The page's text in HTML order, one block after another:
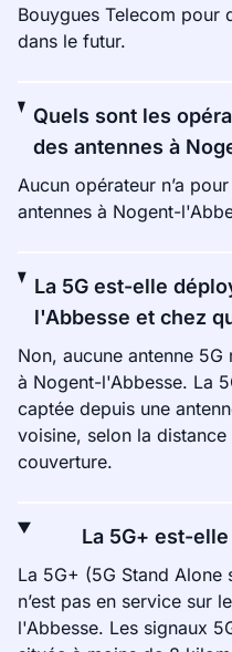
Bouygues Telecom pour
dans le futur.
Quels sont les
des antennes à
Aucun opérateur n’a
antennes à Nogent-
La 5G est-elle
l'Abbesse et chez
Non, aucune antenne 5G
à Nogent-l'Abbesse. La
captée depuis une
voisine, selon la
couverture.
La 5G+ est-
La 5G+ (5G Stand
n’est pas en service sur
l'Abbesse. Les signaux